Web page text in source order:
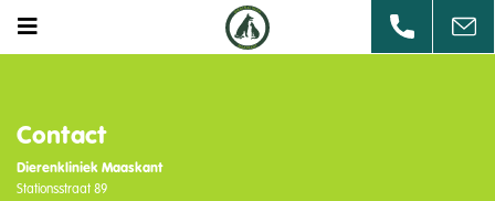
Contact
Dierenkliniek Maaskant
Stationsstraat 89